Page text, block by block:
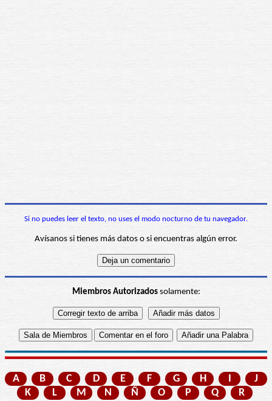
Si no puedes leer el texto, no uses el modo nocturno de tu navegador.
Avísanos si tienes más datos o si encuentras algún error.
Miembros Autorizadossolamente:
A B C D E F G H I
J
K
L M N Ñ O P Q
R